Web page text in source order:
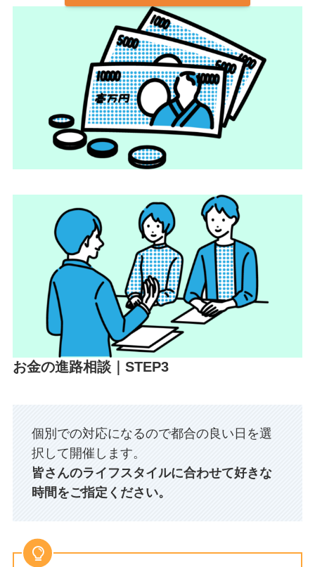
お金の進路相談｜STEP3
個別での対応になるので都合の良い日を選
択して開催します。
皆さんのライフスタイルに合わせて好きな
時間をご指定ください。